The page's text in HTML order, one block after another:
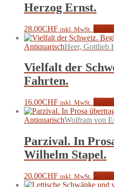
Herzog Ernst.
28.00CHF inkl. MwSt.
AntiquarischHeer, Gottlieb
Vielfalt der
Fahrten.
16.00CHF inkl. MwSt.
AntiquarischWolfram von
Parzival. In
Wilhelm Stapel.
20.00CHF inkl. MwSt.